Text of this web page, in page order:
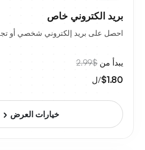
بريد الكتروني خاص
احصل على بريد إلكتروني شخصي أو
يبدأ من $2.99
$1.80/ل
خيارات العرض